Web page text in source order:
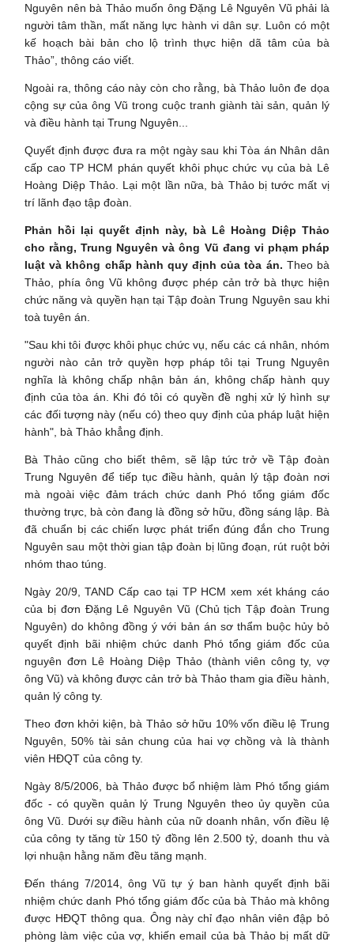
Nguyên nên bà Thảo muốn ông Đặng Lê Nguyên Vũ phải là
người tâm thần, mất năng lực hành vi dân sự. Luôn có một
kế hoạch bài bản cho lộ trình thực hiện dã tâm của bà
Thảo”, thông cáo viết.
Ngoài ra, thông cáo này còn cho rằng, bà Thảo luôn đe dọa
cộng sự của ông Vũ trong cuộc tranh giành tài sản, quản lý
và điều hành tại Trung Nguyên...
Quyết định được đưa ra một ngày sau khi Tòa án Nhân dân
cấp cao TP HCM phán quyết khôi phục chức vụ của bà Lê
Hoàng Diệp Thảo. Lại một lần nữa, bà Thảo bị tước mất vị
trí lãnh đạo tập đoàn.
Phản hồi lại quyết định này, bà Lê Hoàng Diệp Thảo
cho rằng, Trung Nguyên và ông Vũ đang vi phạm pháp
luật và không chấp hành quy định của tòa án. Theo bà
Thảo, phía ông Vũ không được phép cản trở bà thực hiện
chức năng và quyền hạn tại Tập đoàn Trung Nguyên sau khi
toà tuyên án.
"Sau khi tôi được khôi phục chức vụ, nếu các cá nhân, nhóm
người nào cản trở quyền hợp pháp tôi tại Trung Nguyên
nghĩa là không chấp nhận bản án, không chấp hành quy
định của tòa án. Khi đó tôi có quyền đề nghị xử lý hình sự
các đối tượng này (nếu có) theo quy định của pháp luật hiện
hành", bà Thảo khẳng định.
Bà Thảo cũng cho biết thêm, sẽ lập tức trở về Tập đoàn
Trung Nguyên để tiếp tục điều hành, quản lý tập đoàn nơi
mà ngoài việc đảm trách chức danh Phó tổng giám đốc
thường trực, bà còn đang là đồng sở hữu, đồng sáng lập. Bà
đã chuẩn bị các chiến lược phát triển đúng đắn cho Trung
Nguyên sau một thời gian tập đoàn bị lũng đoạn, rút ruột bởi
nhóm thao túng.
Ngày 20/9, TAND Cấp cao tại TP HCM xem xét kháng cáo
của bị đơn Đặng Lê Nguyên Vũ (Chủ tịch Tập đoàn Trung
Nguyên) do không đồng ý với bản án sơ thẩm buộc hủy bỏ
quyết định bãi nhiệm chức danh Phó tổng giám đốc của
nguyên đơn Lê Hoàng Diệp Thảo (thành viên công ty, vợ
ông Vũ) và không được cản trở bà Thảo tham gia điều hành,
quản lý công ty.
Theo đơn khởi kiện, bà Thảo sở hữu 10% vốn điều lệ Trung
Nguyên, 50% tài sản chung của hai vợ chồng và là thành
viên HĐQT của công ty.
Ngày 8/5/2006, bà Thảo được bổ nhiệm làm Phó tổng giám
đốc - có quyền quản lý Trung Nguyên theo ủy quyền của
ông Vũ. Dưới sự điều hành của nữ doanh nhân, vốn điều lệ
của công ty tăng từ 150 tỷ đồng lên 2.500 tỷ, doanh thu và
lợi nhuận hằng năm đều tăng mạnh.
Đến tháng 7/2014, ông Vũ tự ý ban hành quyết định bãi
nhiệm chức danh Phó tổng giám đốc của bà Thảo mà không
được HĐQT thông qua. Ông này chỉ đạo nhân viên đập bỏ
phòng làm việc của vợ, khiến email của bà Thảo bị mất dữ